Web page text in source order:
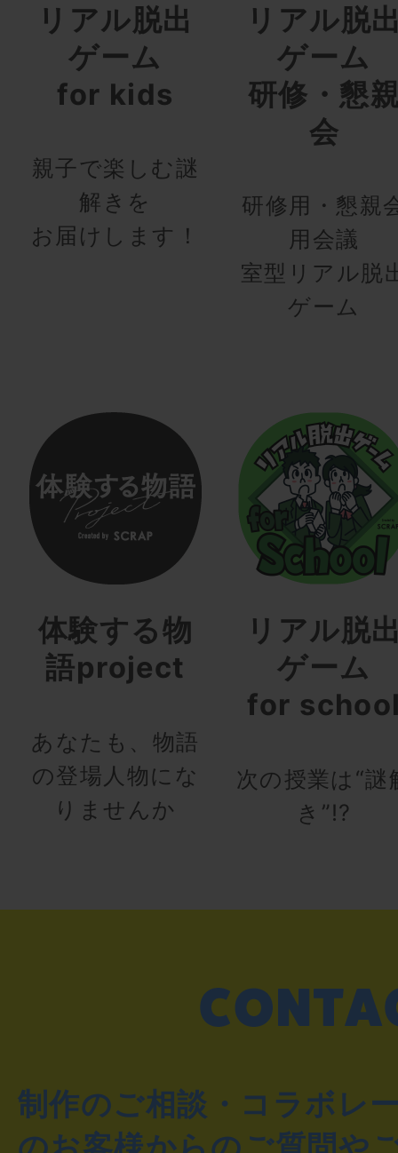
リアル脱出
ゲーム
for kids
親子で楽しむ謎
解きを
お届けします！
リアル脱
ゲーム
研修・懇
会
研修用・懇親
用会議
室型リアル脱
ゲーム
体験する物
語project
あなたも、物語
の登場人物にな
りませんか
リアル脱
ゲーム
for
次の授業は“謎
き”!?
制作のご相談・コラボレ